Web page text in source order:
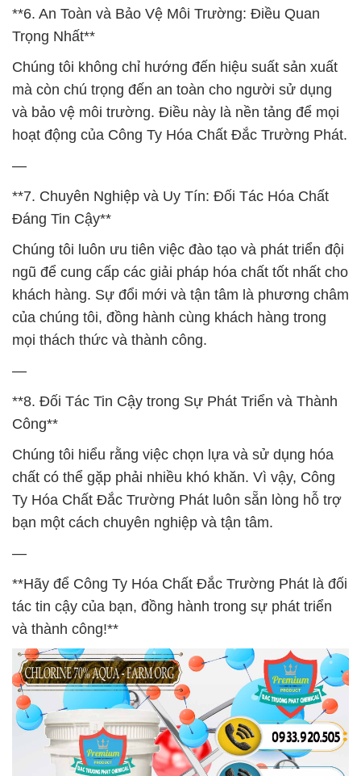
**6. An Toàn và Bảo Vệ Môi Trường: Điều Quan
Trọng Nhất**
Chúng tôi không chỉ hướng đến hiệu suất sản xuất
mà còn chú trọng đến an toàn cho người sử dụng
và bảo vệ môi trường. Điều này là nền tảng để mọi
hoạt động của Công Ty Hóa Chất Đắc Trường Phát.
—
**7. Chuyên Nghiệp và Uy Tín: Đối Tác Hóa Chất
Đáng Tin Cậy**
Chúng tôi luôn ưu tiên việc đào tạo và phát triển đội
ngũ để cung cấp các giải pháp hóa chất tốt nhất cho
khách hàng. Sự đổi mới và tận tâm là phương châm
của chúng tôi, đồng hành cùng khách hàng trong
mọi thách thức và thành công.
—
**8. Đối Tác Tin Cậy trong Sự Phát Triển và Thành
Công**
Chúng tôi hiểu rằng việc chọn lựa và sử dụng hóa
chất có thể gặp phải nhiều khó khăn. Vì vậy, Công
Ty Hóa Chất Đắc Trường Phát luôn sẵn lòng hỗ trợ
bạn một cách chuyên nghiệp và tận tâm.
—
**Hãy để Công Ty Hóa Chất Đắc Trường Phát là đối
tác tin cậy của bạn, đồng hành trong sự phát triển
và thành công!**